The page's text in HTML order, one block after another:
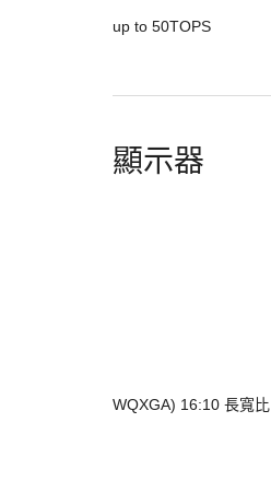
up to 50TOPS
顯示器
WQXGA) 16:10 長寬比